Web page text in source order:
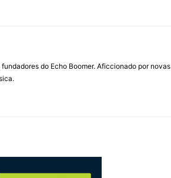
do Echo Boomer. Aficcionado por novas